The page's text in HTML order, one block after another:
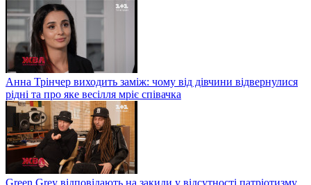
Анна Трінчер виходить заміж: чому від дівчини відвернулися
рідні та про яке весілля мріє співачка
Green Grey відповідають на закиди у відсутності патріотизму